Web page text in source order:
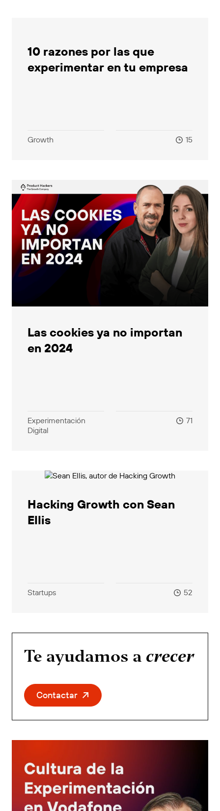
10 razones por las que
experimentar en tu empresa
Growth 15
Las cookies ya no importan
en 2024
Experimentación
Digital
71
Hacking Growth con Sean
Ellis
Startups 52
Te ayudamos a crecer
Contactar